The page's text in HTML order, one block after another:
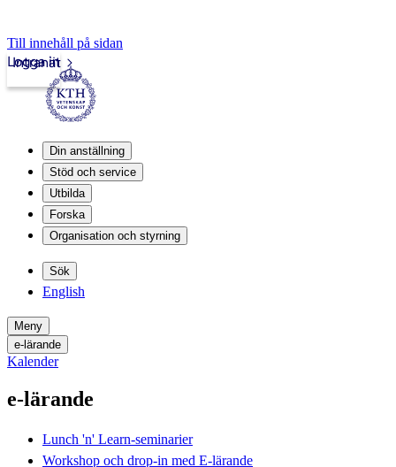
Till innehåll på sidan
Intranät
Logga in
Din anställning
Stöd och service
Utbilda
Forska
Organisation och styrning
Sök
English
Meny
e-lärande
Kalender
e-lärande
Lunch 'n' Learn-seminarier
Workshop och drop-in med E-lärande